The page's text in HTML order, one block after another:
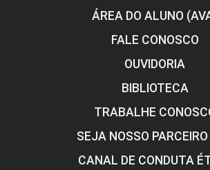
ENCONTRO ACADÊMICO/
ÁREA DO ALUNO
FALE CONOSCO
OUVIDORIA
BIBLIOTECA
TRABALHE
SEJA NOSSO
CANAL DE CONDUTA